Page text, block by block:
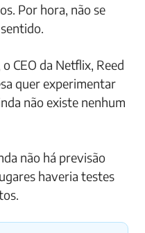
Por hora, não se
CEO da Netflix, Reed
quer experimentar
não existe nenhum
não há previsão
haveria testes